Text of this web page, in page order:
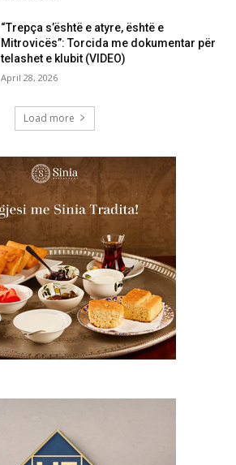
“Trepça s’është e atyre, është e
Mitrovicës”: Torcida me dokumentar për
telashet e klubit (VIDEO)
April 28, 2026
Load more